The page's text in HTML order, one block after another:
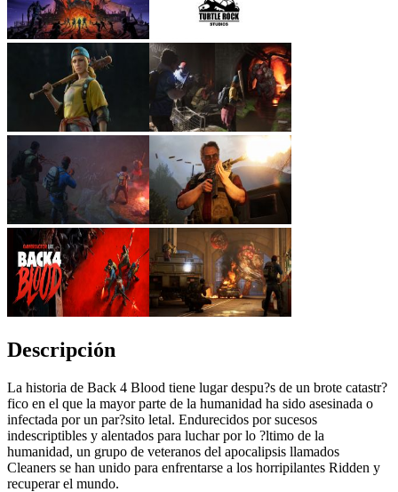
Descripción
La historia de Back 4 Blood tiene lugar despu?s de un brote catastr?
fico en el que la mayor parte de la humanidad ha sido asesinada o
infectada por un par?sito letal. Endurecidos por sucesos
indescriptibles y alentados para luchar por lo ?ltimo de la
humanidad, un grupo de veteranos del apocalipsis llamados
Cleaners se han unido para enfrentarse a los horripilantes Ridden y
recuperar el mundo.